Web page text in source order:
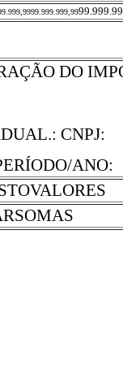
DO
CNPJ:
ANO: